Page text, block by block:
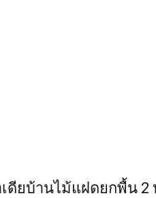
เดียบ้านไม้แฝดยกพื้น